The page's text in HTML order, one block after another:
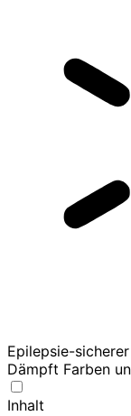
Epilepsie-
Dämpft Farben
Inhalt